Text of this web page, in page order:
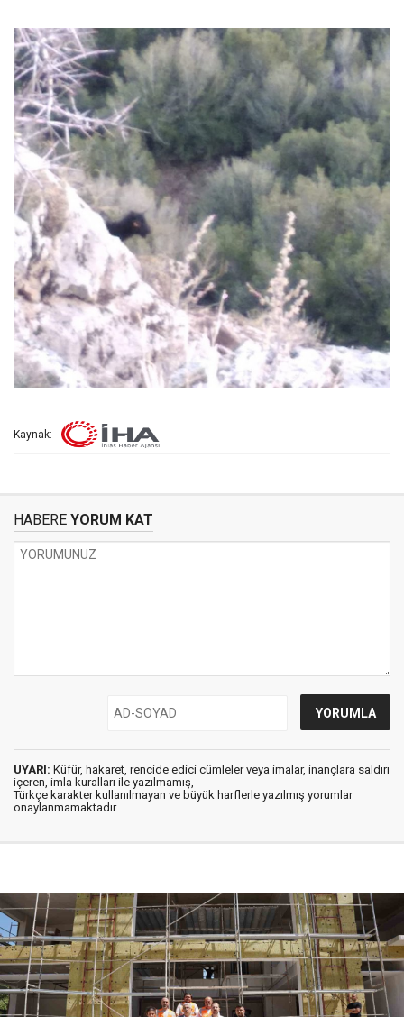
Kaynak:
HABERE YORUM KAT
UYARI: Küfür, hakaret, rencide edici cümleler veya imalar, inançlara saldırı
içeren, imla kuralları ile yazılmamış,
Türkçe karakter kullanılmayan ve büyük harflerle yazılmış yorumlar
onaylanmamaktadır.